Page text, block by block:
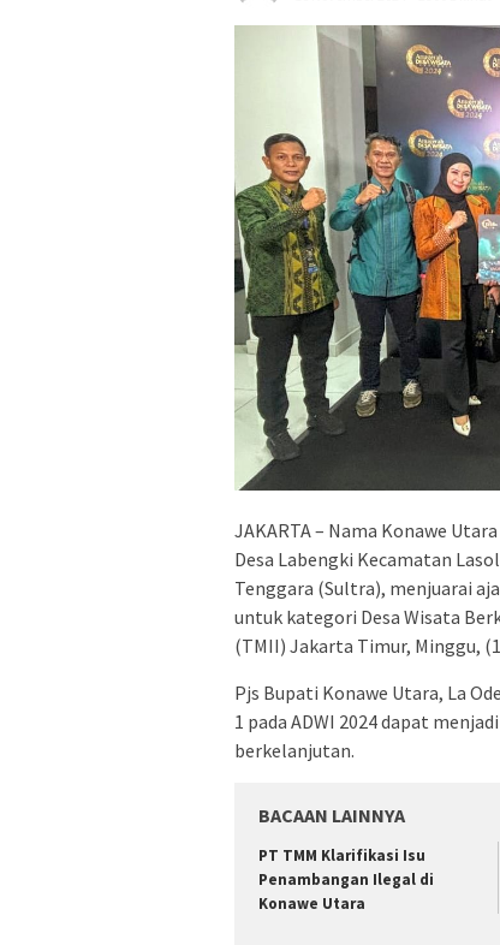
JAKARTA – Nama Konawe
Desa Labengki Kecamatan
Tenggara (Sultra), menjuarai
untuk kategori Desa Wisata
(TMII) Jakarta Timur, Minggu,
Pjs Bupati Konawe Utara, La
1 pada ADWI 2024 dapat
berkelanjutan.
BACAAN LAINNYA
PT TMM Klarifikasi Isu
Penambangan Ilegal di
Konawe Utara